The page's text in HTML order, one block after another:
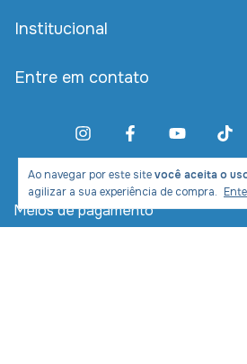
Ao navegar por este sitevocê aceita o
agilizar a sua experiência de compra.
Institucional
Entre em contato
Meios de pagamento